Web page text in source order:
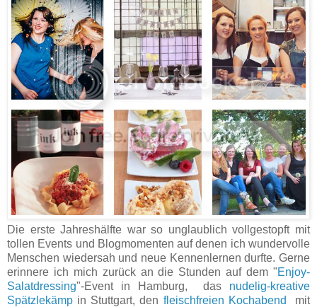
Die erste Jahreshälfte war so unglaublich vollgestopft mit
tollen Events und Blogmomenten auf denen ich wundervolle
Menschen wiedersah und neue Kennenlernen durfte. Gerne
erinnere ich mich zurück an die Stunden auf dem "Enjoy-
Salatdressing"-Event in Hamburg, das nudelig-kreative
Spätzlekämp in Stuttgart, den fleischfreien Kochabend
mit